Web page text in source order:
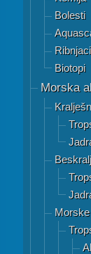
Bolesti
Ribnjaci
Biotopi
Morska